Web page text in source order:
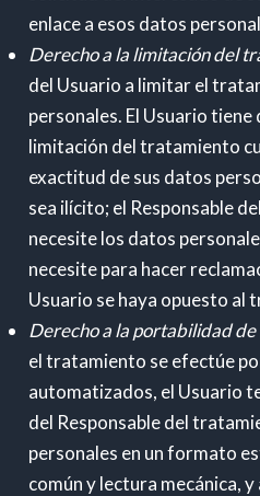
enlace a esos datos
Derecho a la limitación del
del Usuario a limitar el
personales. El Usuario
limitación del tratamiento
exactitud de sus datos
sea ilícito; el Responsable
necesite los datos
necesite para hacer
Usuario se haya opuesto al
Derecho a la portabilidad de
el tratamiento se efectúe
automatizados, el Usuario
del Responsable del
personales en un formato
común y lectura mecánica,